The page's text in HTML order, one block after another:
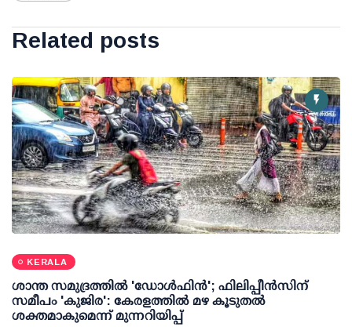
Related posts
KERALA
ശാന്ത സമുദ്രത്തില്‍ 'ഡോള്‍ഫിന്‍'; ഫിലിപ്പീന്‍സിന്
സമീപം 'കുജിര': കേരളത്തില്‍ മഴ കൂടുതല്‍
ശക്തമാകുമെന്ന് മുന്നറിയിപ്പ്